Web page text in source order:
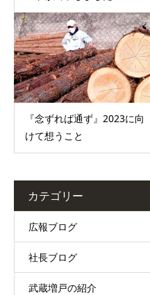
『念ずれば通ず』2023に向
けて想うこと
カテゴリー
広報ブログ
社長ブログ
武蔵増戸の紹介